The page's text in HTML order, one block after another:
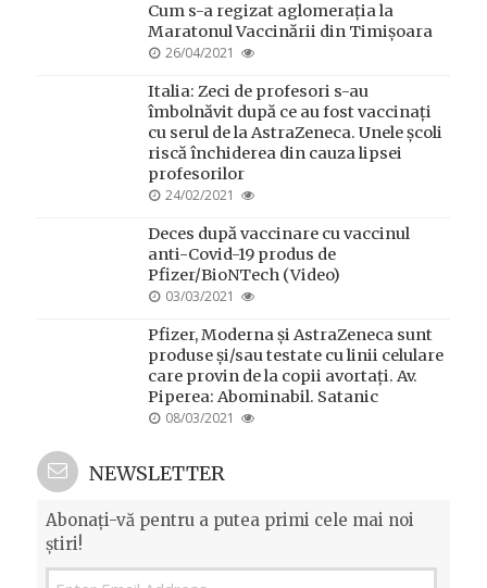
Cum s-a regizat aglomerația la
Maratonul Vaccinării din Timișoara
POSTED
26/04/2021
Italia: Zeci de profesori s-au
îmbolnăvit după ce au fost vaccinați
cu serul de la AstraZeneca. Unele școli
riscă închiderea din cauza lipsei
profesorilor
POSTED
24/02/2021
Deces după vaccinare cu vaccinul
anti-Covid-19 produs de
Pfizer/BioNTech (Video)
POSTED
03/03/2021
Pfizer, Moderna și AstraZeneca sunt
produse și/sau testate cu linii celulare
care provin de la copii avortați. Av.
Piperea: Abominabil. Satanic
POSTED
08/03/2021
NEWSLETTER
Abonați-vă pentru a putea primi cele mai noi
știri!